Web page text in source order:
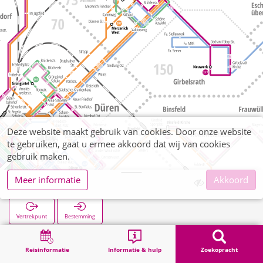
Reisinformatie Informatie & hulp Zoekopracht
Weinberg
Vertrekpunt Bestemming
Zoekopracht
Deze website maakt gebruik van cookies. Door onze website
te gebruiken, gaat u ermee akkoord dat wij van cookies
gebruik maken.
Meer informatie
Akkoord